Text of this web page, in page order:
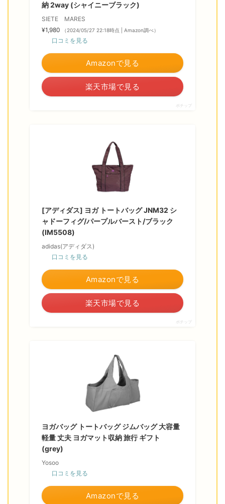
納 2way (シャイニーブラック)
SIETE MARES
¥1,980
（2024/05/27 22:18時点 | Amazon調べ）
口コミを見る
Amazonで見る
楽天市場で見る
ポチップ
[アディダス] ヨガ トートバッグ JNM32 シ
ャドーフィグ/パープルバースト/ブラック
(IM5508)
adidas(アディダス)
口コミを見る
Amazonで見る
楽天市場で見る
ポチップ
ヨガバッグ トートバッグ ジムバッグ 大容量
軽量 丈夫 ヨガマット収納 旅行 ギフト
(grey)
Yosoo
口コミを見る
Amazonで見る